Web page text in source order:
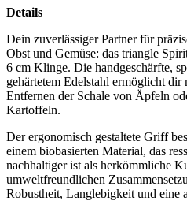
Details
Dein zuverlässiger Partner für
Obst und Gemüse: das triangle
6 cm Klinge. Die handgeschärfte,
gehärtetem Edelstahl ermöglicht dir
Entfernen der Schale von Äpfeln
Kartoffeln.
Der ergonomisch gestaltete Griff
einem biobasierten Material, das
nachhaltiger ist als herkömmliche
umweltfreundlichen
Robustheit, Langlebigkeit und eine